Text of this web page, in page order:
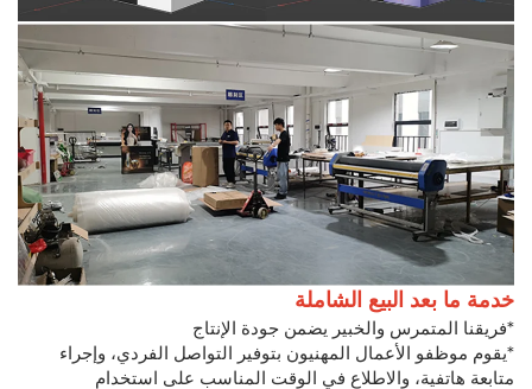
خدمة ما بعد البيع الشاملة
*فريقنا المتمرس والخبير يضمن جودة الإنتاج
*يقوم موظفو الأعمال المهنيون بتوفير التواصل الفردي، وإجراء
متابعة هاتفية، والاطلاع في الوقت المناسب على استخدام